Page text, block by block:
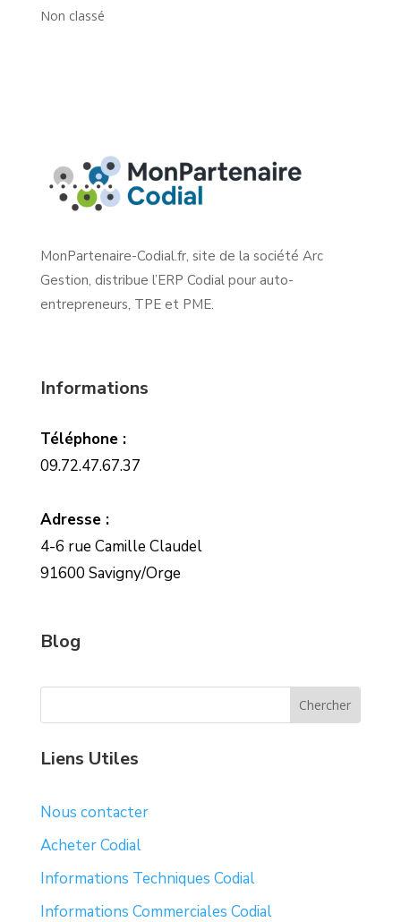
Non classé
MonPartenaire-Codial.fr, site de la société Arc
Gestion, distribue l’ERP Codial pour auto-
entrepreneurs, TPE et PME.
Informations
Téléphone :
09.72.47.67.37
Adresse :
4-6 rue Camille Claudel
91600 Savigny/Orge
Blog
Liens Utiles
Nous contacter
Acheter Codial
Informations Techniques Codial
Informations Commerciales Codial